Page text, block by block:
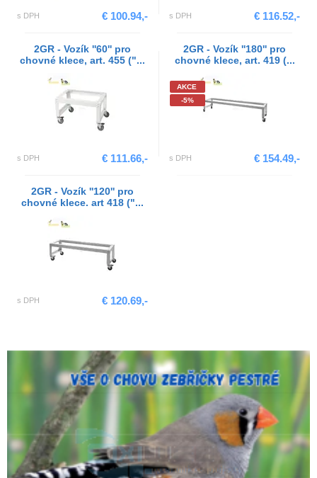
s DPH € 100.94,- s DPH € 116.52,-
2GR - Vozík ''60'' pro
chovné klece, art. 455 ("...
s DPH € 111.66,-
2GR - Vozík ''180'' pro
chovné klece, art. 419 (...
AKCE
-5%
s DPH € 154.49,-
2GR - Vozík ''120'' pro
chovné klece. art 418 ("...
s DPH € 120.69,-